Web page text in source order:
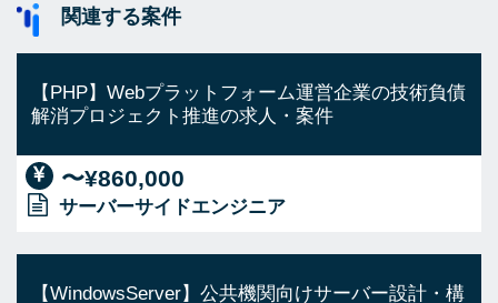
関連する案件
【PHP】Webプラットフォーム運営企業の技術負債
解消プロジェクト推進の求人・案件
〜¥860,000
サーバーサイドエンジニア
【WindowsServer】公共機関向けサーバー設計・構